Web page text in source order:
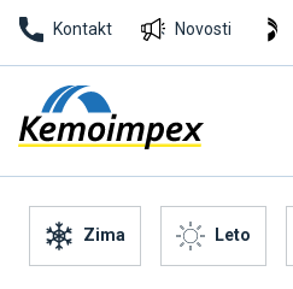
Kontakt Novosti
Zima Leto